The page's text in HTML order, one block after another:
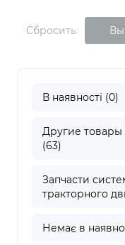
Сбросить
В наявності (0)
Другие товары
(63)
Запчасти
тракторного
Немає в